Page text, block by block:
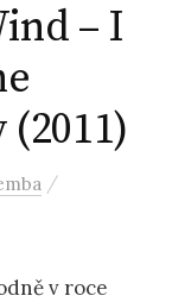
– I
/
v roce